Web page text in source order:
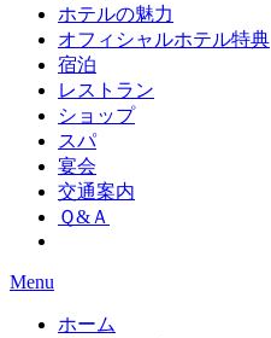
ホテルの魅力
オフィシャルホテル特典
宿泊
レストラン
ショップ
スパ
宴会
交通案内
Ｑ&Ａ
Menu
ホーム